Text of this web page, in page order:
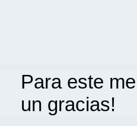
Para este
un gracias!